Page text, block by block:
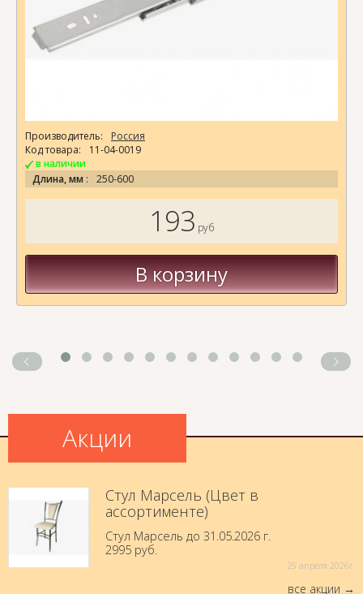
Производитель:
Домовик
Код товара:
06-05-0035
в наличии
Ширина, мм
370
Высота, мм: 1010
3.602 4002
В корзину
Акции
Стул Марсель (Цвет в
ассортименте)
Стул Марсель до 31.05.2026 г.
2995 руб.
25 aпреля 2026г.
все акции